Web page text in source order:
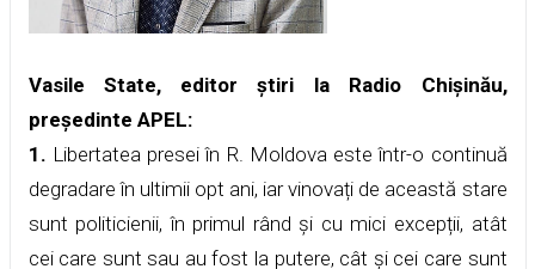
Vasile State, editor știri la Radio Chișinău,
președinte APEL:
1. Libertatea presei în R. Moldova este într-o continuă
degradare în ultimii opt ani, iar vinovați de această stare
sunt politicienii, în primul rând și cu mici excepții, atât
cei care sunt sau au fost la putere, cât și cei care sunt